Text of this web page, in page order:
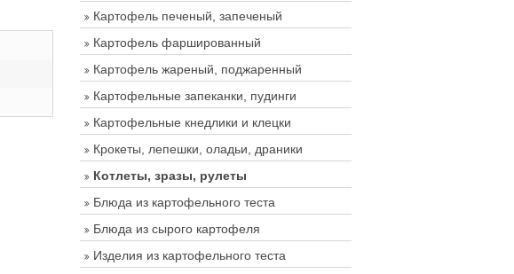
Картофель печеный, запеченый
Картофель фаршированный
Картофель жареный, поджаренный
Картофельные запеканки, пудинги
Картофельные кнедлики и клецки
Крокеты, лепешки, оладьи, драники
Котлеты, зразы, рулеты
Блюда из картофельного теста
Блюда из сырого картофеля
Изделия из картофельного теста